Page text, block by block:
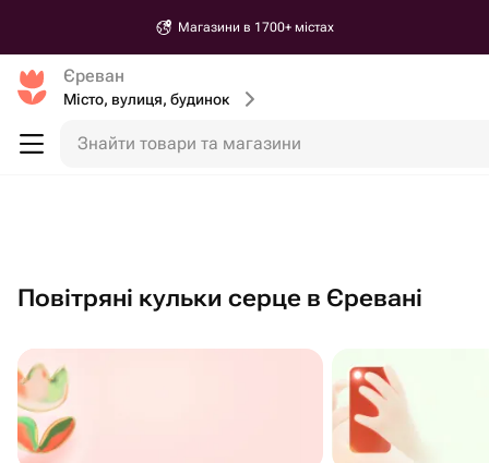
Магазини в 1700+ містах
Єреван
Місто, вулиця, будинок
Знайти товари та магазини
Повітряні кульки серце в Єревані